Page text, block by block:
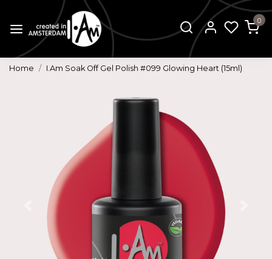
0
Home I.Am Soak Off Gel Polish #099 Glowing Heart (15ml)